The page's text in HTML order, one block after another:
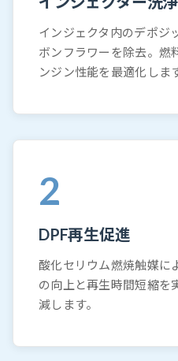
インジェクタ内のデポジ
ボンフラワーを除去。燃
ンジン性能を最適化しま
2
DPF再生促進
酸化セリウム燃焼触媒に
の向上と再生時間短縮を
減します。